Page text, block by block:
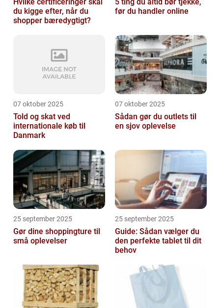
du kigge efter, når du
shopper bæredygtigt?
før du handler online
07 oktober 2025
Told og skat ved
internationale køb til
Danmark
07 oktober 2025
Sådan gør du outlets til
en sjov oplevelse
25 september 2025
Gør dine shoppingture til
små oplevelser
25 september 2025
Guide: Sådan vælger du
den perfekte tablet til dit
behov